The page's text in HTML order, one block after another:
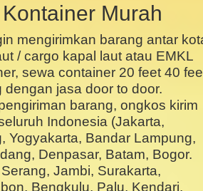
Murah
mengirimkan barang antar
/ cargo kapal laut atau EMKL
sewa container 20 feet 40
jasa door to door.
barang, ongkos kirim
Indonesia (Jakarta,
Yogyakarta, Bandar Lampung,
Denpasar, Batam, Bogor.
Jambi, Surakarta,
Bengkulu, Palu, Kendari,